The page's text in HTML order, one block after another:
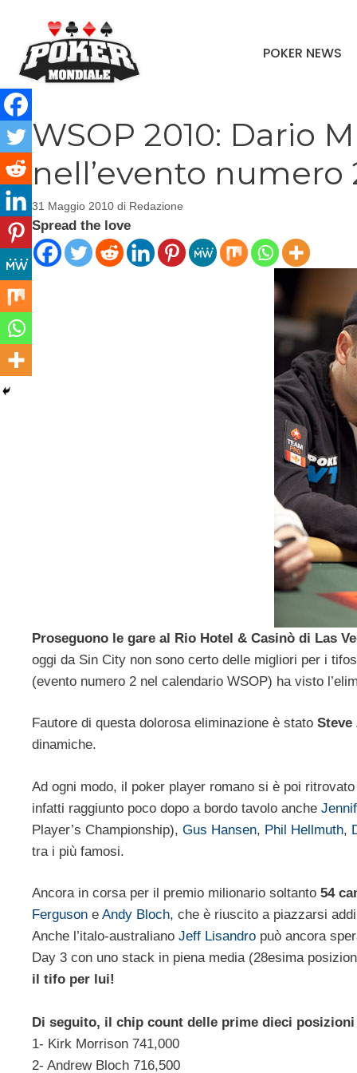
contenuto
POKER NEWS
WSOP 2010: Dario
nell’evento numero
31 Maggio 2010 di Redazione
Spread the love
Proseguono le gare al Rio Hotel & Casinò di Las
oggi da Sin City non sono certo delle migliori per i
(evento numero 2 nel calendario WSOP) ha visto
Fautore di questa dolorosa eliminazione è stato Steve
dinamiche.
Ad ogni modo, il poker player romano si è poi
infatti raggiunto poco dopo a bordo tavolo anche
Player’s Championship), Gus Hansen, Phil Hellmuth,
tra i più famosi.
Ancora in corsa per il premio milionario soltanto 54
Ferguson e Andy Bloch, che è riuscito a piazzarsi
Anche l’italo-australiano Jeff Lisandro può ancora
Day 3 con uno stack in piena media (28esima
il tifo per lui!
Di seguito, il chip count delle prime dieci
1- Kirk Morrison 741,000
2- Andrew Bloch 716,500